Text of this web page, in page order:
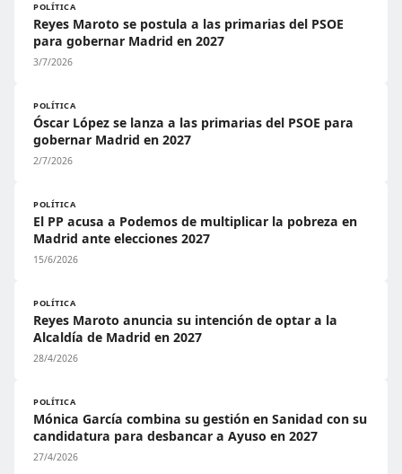
POLÍTICA
Reyes Maroto se postula a las primarias del PSOE
para gobernar Madrid en 2027
3/7/2026
POLÍTICA
Óscar López se lanza a las primarias del PSOE para
gobernar Madrid en 2027
2/7/2026
POLÍTICA
El PP acusa a Podemos de multiplicar la pobreza en
Madrid ante elecciones 2027
15/6/2026
POLÍTICA
Reyes Maroto anuncia su intención de optar a la
Alcaldía de Madrid en 2027
28/4/2026
POLÍTICA
Mónica García combina su gestión en Sanidad con su
candidatura para desbancar a Ayuso en 2027
27/4/2026